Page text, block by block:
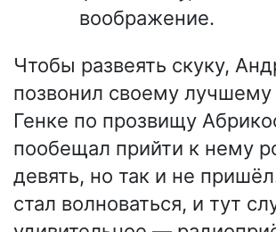
воображение.
Чтобы развеять скуку,
позвонил своему лучшему
Генке по прозвищу
пообещал прийти к нему
девять, но так и не
стал волноваться, и тут